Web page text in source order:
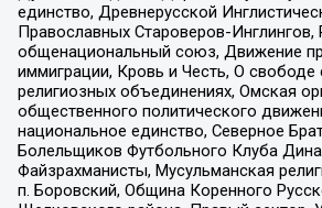
единство, Древнерусской
Православных Староверов-Инглингов,
общенациональный союз, Движение
иммиграции, Кровь и Честь, О свободе
религиозных объединениях, Омская
общественного политического
национальное единство, Северное
Болельщиков Футбольного Клуба
Файзрахманисты, Мусульманская
п. Боровский, Община Коренного